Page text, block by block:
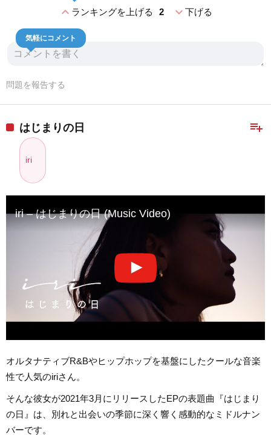
expand_lessランキングを上げる 2 expand_more下げる
気軽にコメント
問題を報告する
playlist_add
はじまりの日
iri
iri – はじまりの日 (Music Video)
オルタナティブR&Bやヒップホップを基盤にしたクールな音楽
性で人気のiriさん。
そんな彼女が2021年3月にリリースしたEPの表題曲『はじまり
の日』は、別れと出会いの季節に深く響く感動的なミドルナン
バーです。